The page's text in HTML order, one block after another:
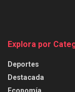
Explora por
Deportes
Destacada